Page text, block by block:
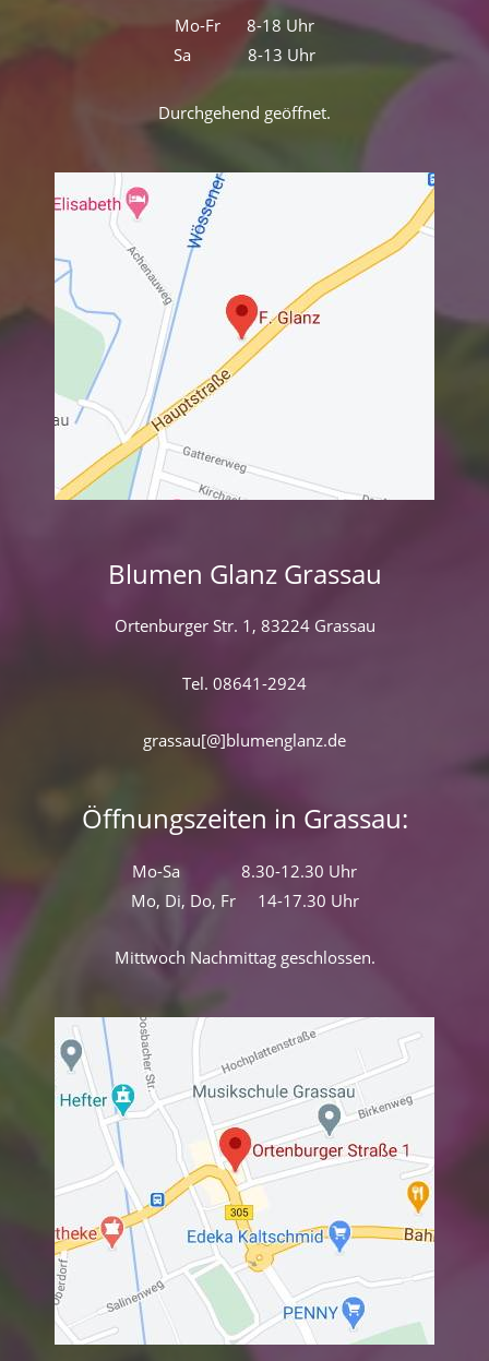
Mo-Fr 8-18 Uhr
Sa 8-13 Uhr
Durchgehend geöffnet.
Blumen Glanz Grassau
Ortenburger Str. 1, 83224 Grassau
Tel. 08641-2924
grassau[@]blumenglanz.de
Öffnungszeiten in Grassau:
Mo-Sa 8.30-12.30 Uhr
Mo, Di, Do, Fr 14-17.30 Uhr
Mittwoch Nachmittag geschlossen.